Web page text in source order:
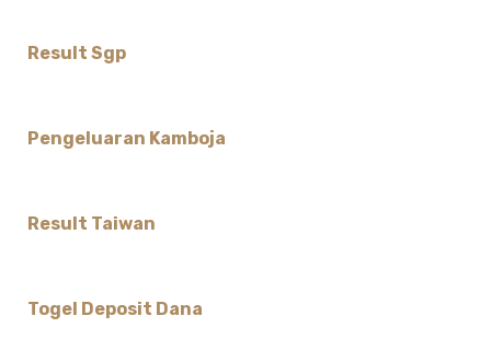
Result Sgp
Pengeluaran Kamboja
Result Taiwan
Togel Deposit Dana